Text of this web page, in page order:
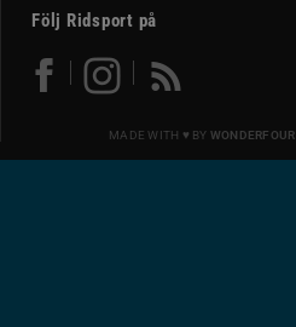
Följ Ridsport på
MADE WITH ♥ BY WONDERFOUR